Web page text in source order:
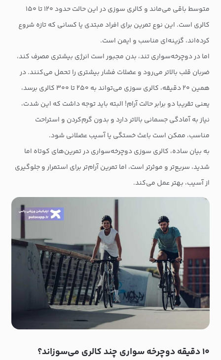
متوسط باقی می‌ماند و کالری سوزی در این حالت حدود ۱۲۰ تا ۱۵۰
کالری است. این نوع تمرین برای افراد مبتدی یا کسانی که تازه شروع
کرده‌اند، گزینه‌ای مناسب و ایمن است.
اما در دوچرخه‌سواری تند، بدن مجبور است انرژی بیشتری مصرف کند،
ضربان قلب بالاتر می‌رود و عضلات فشار بیشتری را تحمل می‌کنند. در
همین ۲۰ دقیقه، کالری سوزی می‌تواند به ۲۵۰ تا ۳۰۰ کالری برسد،
یعنی تقریبا دو برابر حالت آرام! البته باید توجه داشت که این شدت،
نیاز به آمادگی جسمانی بالاتر دارد و بدون گرم‌کردن و استراحت
مناسب، ممکن است باعث خستگی یا آسیب عضلانی شود.
به بیان ساده، کالری سوزی دوچرخه‌سواری در تمرین‌های کوتاه اما
شدید، سریع‌تر و موثرتر است، اما تمرین آرام‌تر برای استمرار و جلوگیری
از آسیب، بهتر عمل می‌کند.
۱۰ دقیقه دوچرخه سواری چند کالری می‌سوزاند؟